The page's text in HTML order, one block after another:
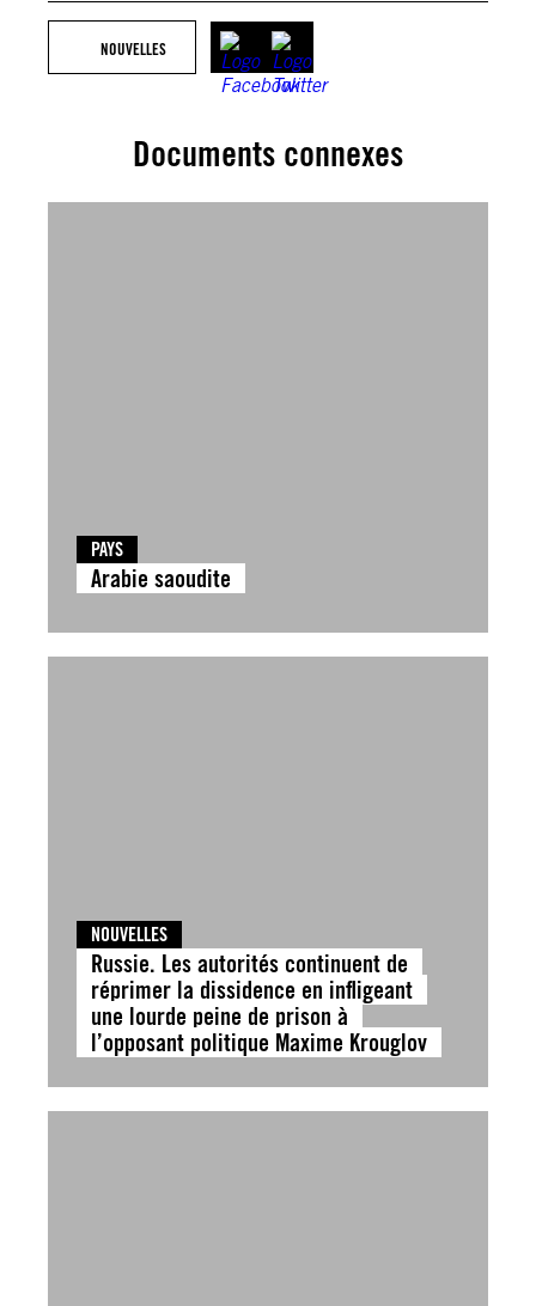
NOUVELLES
Documents connexes
PAYS
Arabie saoudite
NOUVELLES
Russie. Les autorités continuent de
réprimer la dissidence en infligeant
une lourde peine de prison à
l’opposant politique Maxime Krouglov